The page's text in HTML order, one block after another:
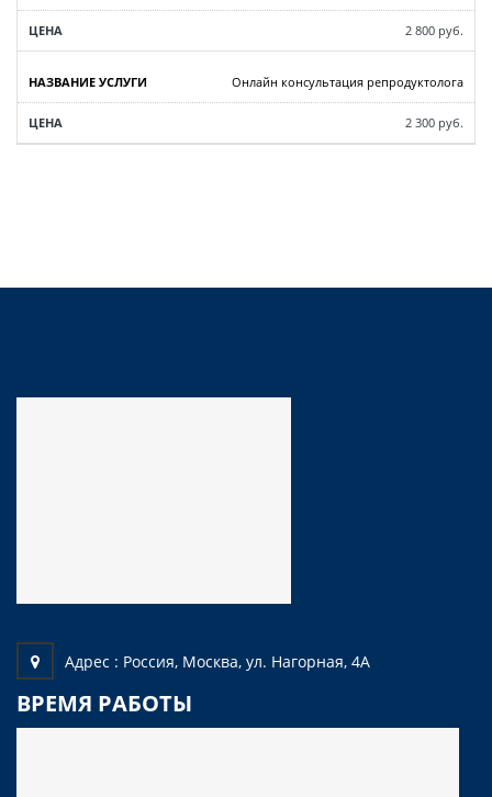
2 800 руб.
Онлайн консультация репродуктолога
2 300 руб.
Адрес : Россия, Москва, ул. Нагорная, 4А
ВРЕМЯ РАБОТЫ